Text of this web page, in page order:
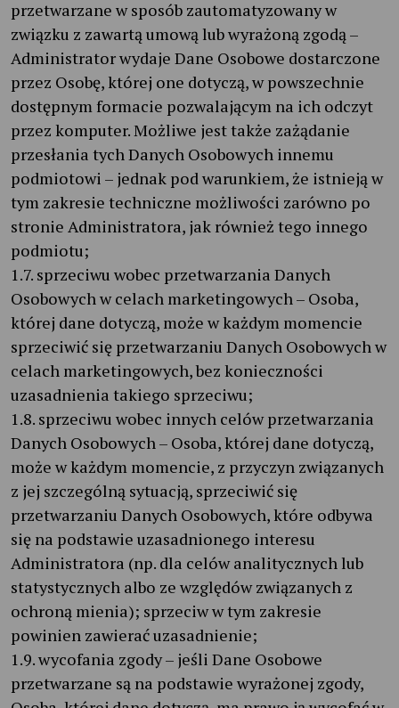
przetwarzane w sposób zautomatyzowany w
związku z zawartą umową lub wyrażoną zgodą –
Administrator wydaje Dane Osobowe dostarczone
przez Osobę, której one dotyczą, w powszechnie
dostępnym formacie pozwalającym na ich odczyt
przez komputer. Możliwe jest także zażądanie
przesłania tych Danych Osobowych innemu
podmiotowi – jednak pod warunkiem, że istnieją w
tym zakresie techniczne możliwości zarówno po
stronie Administratora, jak również tego innego
podmiotu;
1.7. sprzeciwu wobec przetwarzania Danych
Osobowych w celach marketingowych – Osoba,
której dane dotyczą, może w każdym momencie
sprzeciwić się przetwarzaniu Danych Osobowych w
celach marketingowych, bez konieczności
uzasadnienia takiego sprzeciwu;
1.8. sprzeciwu wobec innych celów przetwarzania
Danych Osobowych – Osoba, której dane dotyczą,
może w każdym momencie, z przyczyn związanych
z jej szczególną sytuacją, sprzeciwić się
przetwarzaniu Danych Osobowych, które odbywa
się na podstawie uzasadnionego interesu
Administratora (np. dla celów analitycznych lub
statystycznych albo ze względów związanych z
ochroną mienia); sprzeciw w tym zakresie
powinien zawierać uzasadnienie;
1.9. wycofania zgody – jeśli Dane Osobowe
przetwarzane są na podstawie wyrażonej zgody,